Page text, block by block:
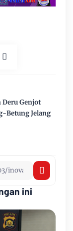
Deru Genjot
Betung Jelang
ini